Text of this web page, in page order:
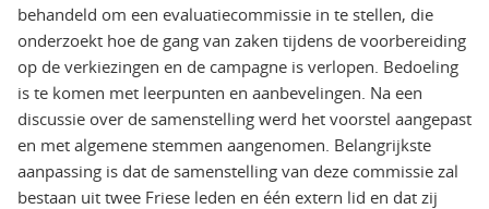
behandeld om een evaluatiecommissie in te stellen, die
onderzoekt hoe de gang van zaken tijdens de voorbereiding
op de verkiezingen en de campagne is verlopen. Bedoeling
is te komen met leerpunten en aanbevelingen. Na een
discussie over de samenstelling werd het voorstel aangepast
en met algemene stemmen aangenomen. Belangrijkste
aanpassing is dat de samenstelling van deze commissie zal
bestaan uit twee Friese leden en één extern lid en dat zij